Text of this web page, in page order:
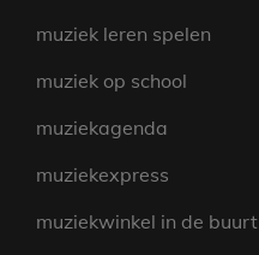
muziek leren spelen
muziek op school
muziekagenda
muziekexpress
muziekwinkel in de buurt